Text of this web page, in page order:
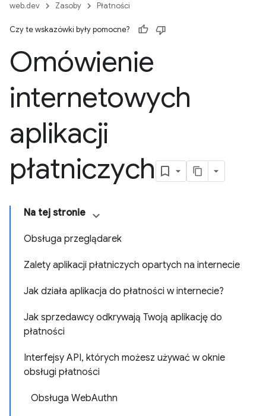
web.dev Zasoby Płatności
Czy te wskazówki były pomocne?
Omówienie
internetowych
aplikacji
płatniczych
Na tej stronie
Obsługa przeglądarek
Zalety aplikacji płatniczych opartych na internecie
Jak działa aplikacja do płatności w internecie?
Jak sprzedawcy odkrywają Twoją aplikację do
płatności
Interfejsy API, których możesz używać w oknie
obsługi płatności
Obsługa WebAuthn